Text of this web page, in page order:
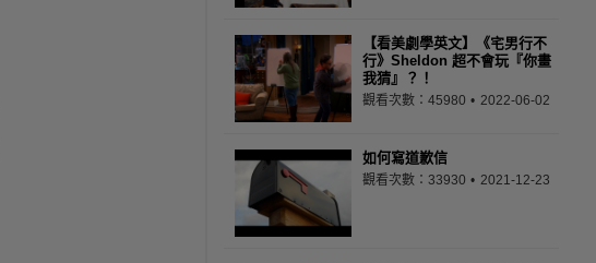
【看美劇學英文】《宅男行不
行》Sheldon 超不會玩『你畫
我猜』？！
觀看次數：45980 2022-06-02
如何寫道歉信
觀看次數：33930 2021-12-23